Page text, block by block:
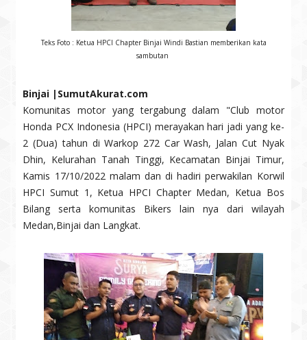
Teks Foto : Ketua HPCI Chapter Binjai Windi Bastian memberikan kata
sambutan
Binjai |SumutAkurat.com
Komunitas motor yang tergabung dalam "Club motor
Honda PCX Indonesia (HPCI) merayakan hari jadi yang ke-
2 (Dua) tahun di Warkop 272 Car Wash, Jalan Cut Nyak
Dhin, Kelurahan Tanah Tinggi, Kecamatan Binjai Timur,
Kamis 17/10/2022 malam dan di hadiri perwakilan Korwil
HPCI Sumut 1, Ketua HPCI Chapter Medan, Ketua Bos
Bilang serta komunitas Bikers lain nya dari wilayah
Medan,Binjai dan Langkat.